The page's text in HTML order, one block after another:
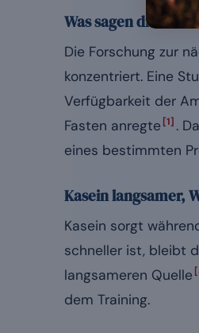
Was sagen die
Die Forschung zur
konzentriert. Eine
Verfügbarkeit der
Fasten anregte [1] .
eines bestimmten
Kasein langsamer,
Kasein sorgt
schneller ist, bleibt
langsameren Quelle
dem Training.